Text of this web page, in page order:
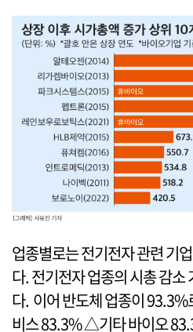
업종별로는 전기전자 관련 기
다. 전기전자 업종의 시총 감
다. 이어 반도체 업종이
비스 83.3% △기타 바이오